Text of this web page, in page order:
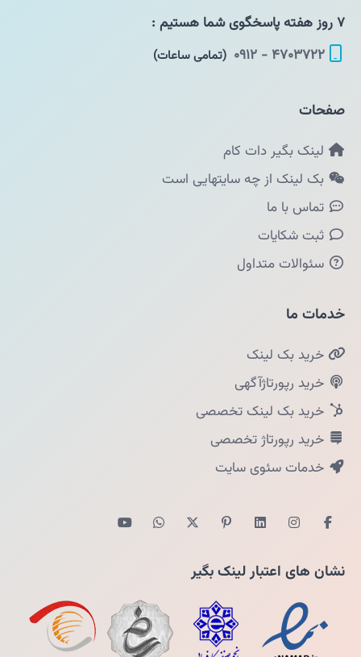
۷ روز هفته پاسخگوی شما هستیم :
۴۷۰۳۷۲۲ - ۰۹۱۲
(تمامی ساعات)
صفحات
لینک بگیر دات کام
بک لینک از چه سایتهایی است
تماس با ما
ثبت شکایات
سئوالات متداول
خدمات ما
خرید بک لینک
خرید رپورتاژآگهی
خرید بک لینک تخصصی
خرید رپورتاژ تخصصی
خدمات سئوی سایت
نشان های اعتبار لینک بگیر